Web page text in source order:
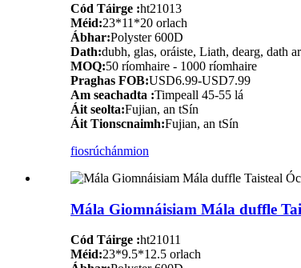
Cód Táirge :ht21013
Méid:23*11*20 orlach
Ábhar:Polyster 600D
Dath:dubh, glas, oráiste, Liath, dearg, dath
MOQ:50 ríomhaire - 1000 ríomhaire
Praghas FOB:USD6.99-USD7.99
Am seachadta :Timpeall 45-55 lá
Áit seolta:Fujian, an tSín
Áit Tionscnaimh:Fujian, an tSín
fiosrúchánmion
Mála Giomnáisiam Mála duffle
Cód Táirge :ht21011
Méid:23*9.5*12.5 orlach